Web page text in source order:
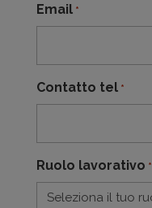
Email *
Contatto tel *
Ruolo lavorativo *